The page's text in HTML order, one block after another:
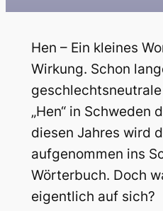
Hen – Ein kleines
Wirkung. Schon
„Hen“ in Schweden
diesen Jahres wird
aufgenommen ins
Wörterbuch. Doch
eigentlich auf sich?